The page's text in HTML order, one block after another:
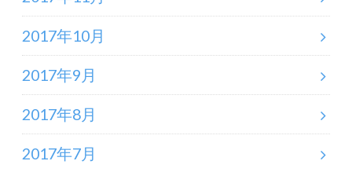
2017年10月
2017年9月
2017年8月
2017年7月